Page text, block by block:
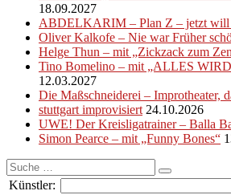
18.09.2027
ABDELKARIM – Plan Z – jetzt will
Oliver Kalkofe – Nie war Früher
Helge Thun – mit „Zickzack zum
Tino Bomelino – mit „ALLES
12.03.2027
Die Maßschneiderei – Improtheater,
stuttgart improvisiert 24.10.2026
UWE! Der Kreisligatrainer – Balla
Simon Pearce – mit „Funny Bones“
Suche
nach:
Künstler: